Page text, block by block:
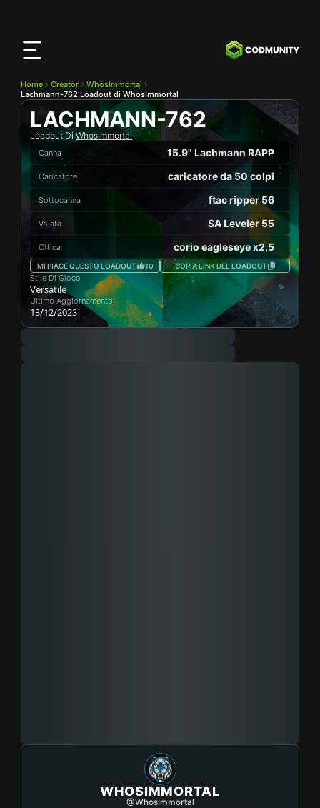
Home Creator
WhosImmortal
Lachmann-762 Loadout di WhosImmortal
LACHMANN-762
Loadout DiWhosImmortal
Canna 15.9" Lachmann RAPP
Caricatore caricatore da 50 colpi
Sottocanna ftac ripper 56
Volata SA Leveler 55
Ottica corio eagleseye x2,5
MI PIACE QUESTO LOADOUT 10 COPIA LINK DEL LOADOUT
Stile Di Gioco
Versatile
Ultimo Aggiornamento
13/12/2023
WHOSIMMORTAL
@WhosImmortal